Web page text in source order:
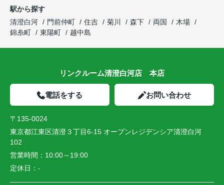
駅から探す
清澄白河
門前仲町 住吉 菊川 森下 両国
木場
錦糸町
東陽町 越中島
リンクルーム清澄白河店 本店
電話をする お問い合わせ
〒135-0024
東京都江東区清澄３丁目6-15 オープンレジデンシア清澄白河
102
営業時間： 10:00～19:00
定休日： -